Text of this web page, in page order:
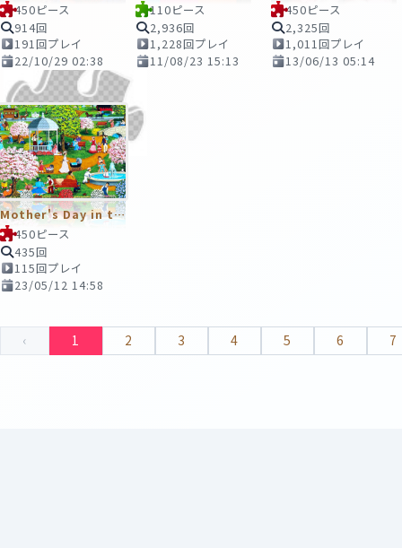
450ピース
914回
191回プレイ
22/10/29 02:38
110ピース
2,936回
1,228回プレイ
11/08/23 15:13
450ピース
2,325回
1,011回プレイ
13/06/13 05:14
Mother's Day in the Park
450ピース
435回
115回プレイ
23/05/12 14:58
‹ 1 2 3 4 5 6 7